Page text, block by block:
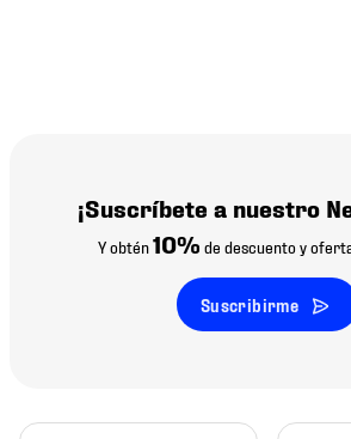
¡Suscríbete a nuestro
Y obtén10% de descuento y
Suscribirme